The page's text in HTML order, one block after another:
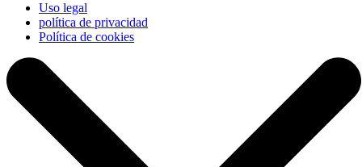
Uso legal
política de privacidad
Política de cookies